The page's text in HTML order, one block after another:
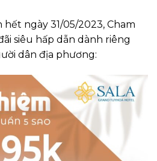
hết ngày 31/05/2023, Cham
siêu hấp dẫn dành riêng
dân địa phương: